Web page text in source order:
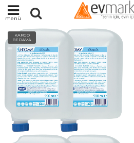
menü
KARGO
BEDAVA